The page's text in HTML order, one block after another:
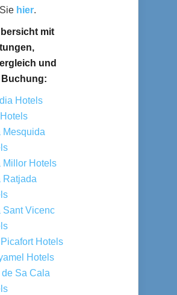
hier.
mit
und
Hotels
Mesquida
Millor Hotels
Ratjada
Sant Vicenc
Hotels
Hotels
de Sa Cala